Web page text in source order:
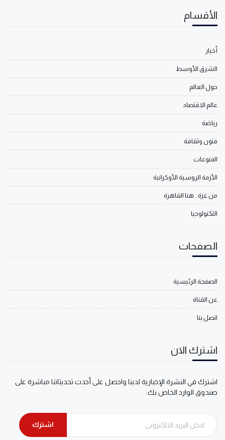
الأقسام
أخبار
الشرق الأوسط
حول العالم
عالم الاقتصاد
رياضة
فنون وثقافة
المنوعات
الأزمة الروسية الأوكرانية
من غزة.. هنا القاهرة
التكنولوجيا
الصفحات
الصفحة الرئيسية
عن القناة
اتصل بنا
اشترك الان
اشترك في النشرة الإخبارية لدينا واحصل على أحدث تحديثاتنا مباشرة على
صندوق الوارد الخاص بك.
اشترك